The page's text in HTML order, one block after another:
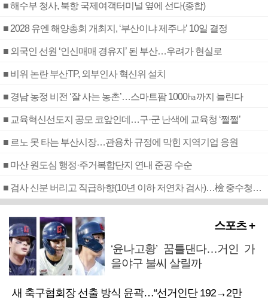
■ 해수부 청사, 북항 국제여객터미널 옆에 선다(종합)
■ 2028 유엔 해양총회 개최지, ‘부산이냐 제주냐’ 10일 결정
■ 외국인 선원 ‘인신매매 경유지’ 된 부산…우려가 현실로
■ 비위 논란 부산TP, 외부인사 혁신위 설치
■ 경남 농정 비전 ‘잘 사는 농촌’…스마트팜 1000㏊까지 늘린다
■ 교육혁신선도지 공모 코앞인데…구·군 난색에 교육청 ‘쩔쩔’
■ 르노 못 타는 부산시장…관용차 규정에 막힌 지역기업 응원
■ 마산 원도심 행정·주거복합단지 연내 준공 수순
■ 검사 신분 버리고 직급하향(10년 이하 저연차 검사)…檢 중수청행 기피
스포츠 +
‘윤나고황’ 꿈틀댄다…거인 가
을야구 불씨 살릴까
새 축구협회장 선출 방식 윤곽…“선거인단 192→2만